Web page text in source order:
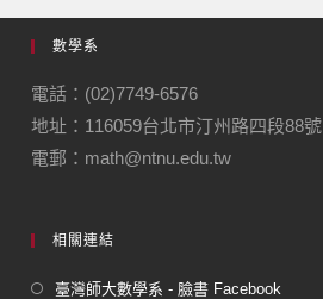
e
b
o
o
k
gr
m
數學系
電話：(02)7749-6576
地址：116059台北市汀州路四段88號
電郵：math@ntnu.edu.tw
相關連結
臺灣師大數學系 - 臉書 Facebook